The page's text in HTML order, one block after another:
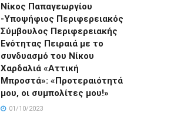
Νίκος Παπαγεωργίου
-Υποψήφιος Περιφερειακός
Σύμβουλος Περιφερειακής
Ενότητας Πειραιά με το
συνδυασμό του Νίκου
Χαρδαλιά «Αττική
Μπροστά»: «Προτεραιότητά
μου, οι συμπολίτες μου!»
01/10/2023